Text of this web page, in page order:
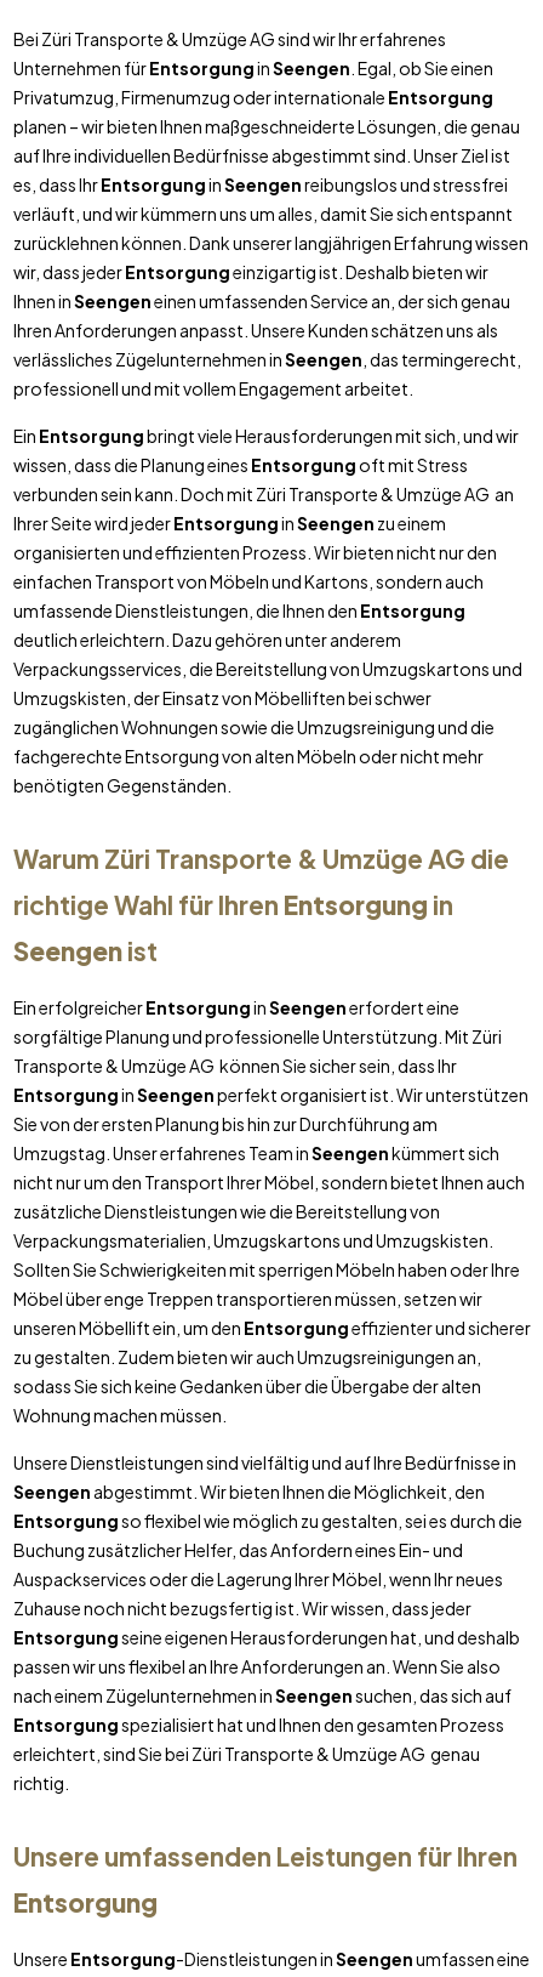
Bei Züri Transporte & Umzüge AG sind wir Ihr erfahrenes
Unternehmen fürEntsorgunginSeengen . Egal, ob Sie einen
Privatumzug, Firmenumzug oder internationale Entsorgung
planen – wir bieten Ihnen maßgeschneiderte Lösungen, die genau
auf Ihre individuellen Bedürfnisse abgestimmt sind. Unser Ziel ist
es, dass IhrEntsorgunginSeengenreibungslos und stressfrei
verläuft, und wir kümmern uns um alles, damit Sie sich entspannt
zurücklehnen können. Dank unserer langjährigen Erfahrung wissen
wir, dass jederEntsorgungeinzigartig ist. Deshalb bieten wir
Ihnen inSeengeneinen umfassenden Service an, der sich genau
Ihren Anforderungen anpasst. Unsere Kunden schätzen uns als
verlässliches Zügelunternehmen inSeengen , das termingerecht,
professionell und mit vollem Engagement arbeitet.
Ein Entsorgungbringt viele Herausforderungen mit sich, und wir
wissen, dass die Planung eines Entsorgungoft mit Stress
verbunden sein kann. Doch mit Züri Transporte & Umzüge AG an
Ihrer Seite wird jederEntsorgunginSeengen zu einem
organisierten und effizienten Prozess. Wir bieten nicht nur den
einfachen Transport von Möbeln und Kartons, sondern auch
umfassende Dienstleistungen, die Ihnen den Entsorgung
deutlich erleichtern. Dazu gehören unter anderem
Verpackungsservices, die Bereitstellung von Umzugskartons und
Umzugskisten, der Einsatz von Möbelliften bei schwer
zugänglichen Wohnungen sowie die Umzugsreinigung und die
fachgerechte Entsorgung von alten Möbeln oder nicht mehr
benötigten Gegenständen.
Warum Züri Transporte & Umzüge AG die
richtige Wahl für Ihren Entsorgung in
Seengenist
Ein erfolgreicherEntsorgunginSeengenerfordert eine
sorgfältige Planung und professionelle Unterstützung. Mit Züri
Transporte & Umzüge AG können Sie sicher sein, dass Ihr
EntsorgunginSeengenperfekt organisiert ist. Wir unterstützen
Sie von der ersten Planung bis hin zur Durchführung am
Umzugstag. Unser erfahrenes Team inSeengenkümmert sich
nicht nur um den Transport Ihrer Möbel, sondern bietet Ihnen auch
zusätzliche Dienstleistungen wie die Bereitstellung von
Verpackungsmaterialien, Umzugskartons und Umzugskisten.
Sollten Sie Schwierigkeiten mit sperrigen Möbeln haben oder Ihre
Möbel über enge Treppen transportieren müssen, setzen wir
unseren Möbellift ein, um den Entsorgungeffizienter und sicherer
zu gestalten. Zudem bieten wir auch Umzugsreinigungen an,
sodass Sie sich keine Gedanken über die Übergabe der alten
Wohnung machen müssen.
Unsere Dienstleistungen sind vielfältig und auf Ihre Bedürfnisse in
Seengen abgestimmt. Wir bieten Ihnen die Möglichkeit, den
Entsorgungso flexibel wie möglich zu gestalten, sei es durch die
Buchung zusätzlicher Helfer, das Anfordern eines Ein- und
Auspackservices oder die Lagerung Ihrer Möbel, wenn Ihr neues
Zuhause noch nicht bezugsfertig ist. Wir wissen, dass jeder
Entsorgungseine eigenen Herausforderungen hat, und deshalb
passen wir uns flexibel an Ihre Anforderungen an. Wenn Sie also
nach einem Zügelunternehmen inSeengensuchen, das sich auf
Entsorgungspezialisiert hat und Ihnen den gesamten Prozess
erleichtert, sind Sie bei Züri Transporte & Umzüge AG genau
richtig.
Unsere umfassenden Leistungen für Ihren
Entsorgung
Unsere Entsorgung-Dienstleistungen inSeengenumfassen eine